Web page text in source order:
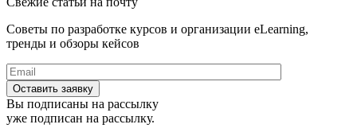
Советы по разработке курсов и организации eLearning,
тренды и обзоры кейсов
Вы подписаны на рассылку
уже подписан на рассылку.